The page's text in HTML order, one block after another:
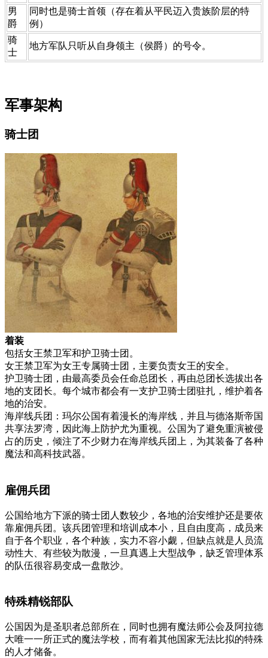
​男
爵
​同时也是骑士首领（存在着从平民迈入贵族阶层的特
例）
​骑
士
​地方军队只听从自身领主（侯爵）的号令。
军事架构
骑士团
着装
包括女王禁卫军和护卫骑士团。
女王禁卫军为女王专属骑士团，主要负责女王的安全。
护卫骑士团，由最高委员会任命总团长，再由总团长选拔出各
地的支团长。每个城市都会有一支护卫骑士团驻扎，维护着各
地的治安。
海岸线兵团：玛尔公国有着漫长的海岸线，并且与德洛斯帝国
共享法罗湾，因此海上防护尤为重视。公国为了避免重演被侵
占的历史，倾注了不少财力在海岸线兵团上，为其装备了各种
魔法和高科技武器。
雇佣兵团
公国给地方下派的骑士团人数较少，各地的治安维护还是要依
靠雇佣兵团。该兵团管理和培训成本小，且自由度高，成员来
自于各个职业，各个种族，实力不容小觑，但缺点就是人员流
动性大、有些较为散漫，一旦真遇上大型战争，缺乏管理体系
的队伍很容易变成一盘散沙。
特殊精锐部队
公国因为是圣职者总部所在，同时也拥有魔法师公会及阿拉德
大唯一一所正式的魔法学校，而有着其他国家无法比拟的特殊
的人才储备。